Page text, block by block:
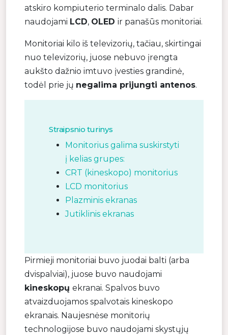
atskiro kompiuterio terminalo dalis. Dabar
naudojami LCD, OLED ir panašūs monitoriai.
Monitoriai kilo iš televizorių, tačiau, skirtingai
nuo televizorių, juose nebuvo įrengta
aukšto dažnio imtuvo įvesties grandinė,
todėl prie jų negalima prijungti antenos.
Straipsnio turinys
Monitorius galima suskirstyti
į kelias grupes:
CRT (kineskopo) monitorius
LCD monitorius
Plazminis ekranas
Jutiklinis ekranas
Pirmieji monitoriai buvo juodai balti (arba
dvispalviai), juose buvo naudojami
kineskopų ekranai. Spalvos buvo
atvaizduojamos spalvotais kineskopo
ekranais. Naujesnėse monitorių
technologijose buvo naudojami skystųjų